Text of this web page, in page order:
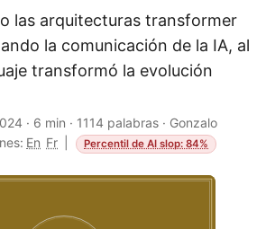
las arquitecturas transformer
la comunicación de la IA, al
transformó la evolución
· 6 min · 1114 palabras · Gonzalo
En Fr Percentil de AI slop: 84%